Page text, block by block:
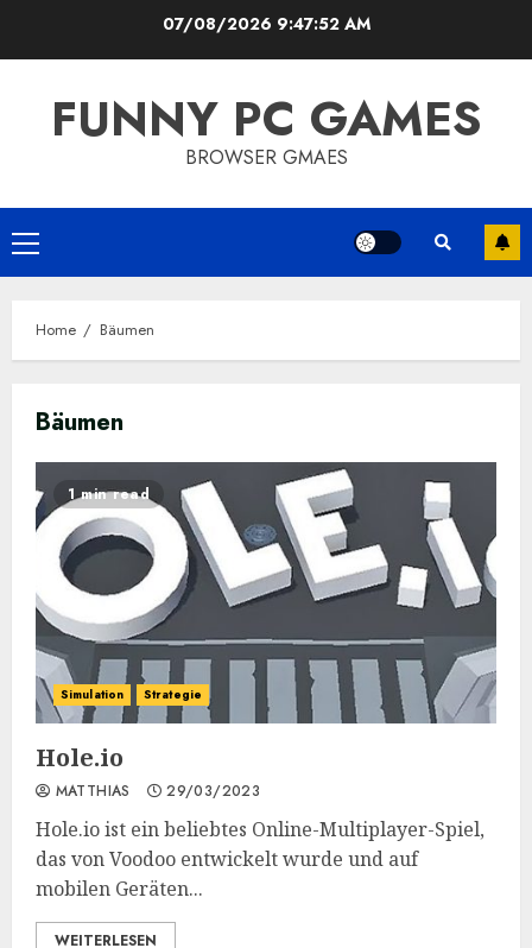
07/08/2026 9:47:52 AM
FUNNY PC GAMES
BROWSER GMAES
Primary
Menu
Home Bäumen
Bäumen
1 min read
Simulation Strategie
Hole.io
MATTHIAS 29/03/2023
Hole.io ist ein beliebtes Online-Multiplayer-Spiel,
das von Voodoo entwickelt wurde und auf
mobilen Geräten...
WEITERLESEN